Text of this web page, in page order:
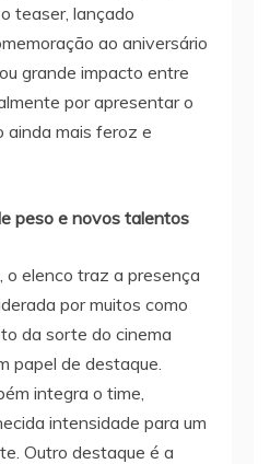
teaser, lançado
ao aniversário
grande impacto entre
por apresentar o
ainda mais feroz e
peso e novos talentos
o elenco traz a presença
por muitos como
da sorte do cinema
papel de destaque.
integra o time,
intensidade para um
Outro destaque é a